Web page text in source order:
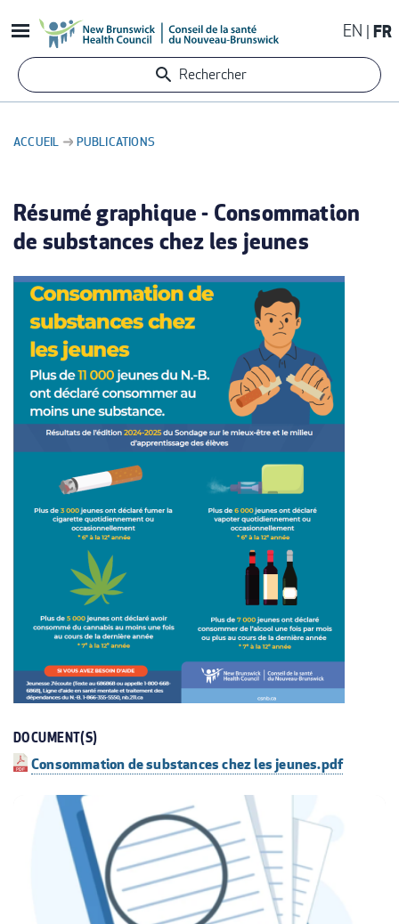
au
contenu
principal
EN FR
Rechercher
D'ARIANE
ACCUEIL PUBLICATIONS
Résumé graphique - Consommation
de substances chez les jeunes
IMAGE
DOCUMENT(S)
Consommation de substances chez les jeunes.pdf